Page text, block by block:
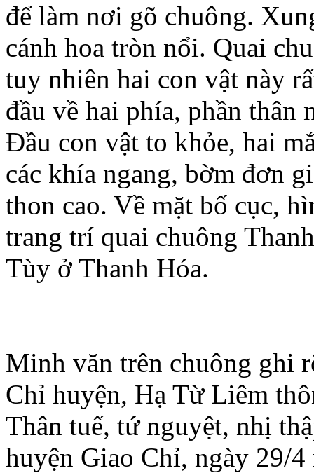
để làm nơi gõ chuông.
cánh hoa tròn nổi. Quai
tuy nhiên hai con vật này
đầu về hai phía, phần
Ðầu con vật to khỏe, hai
các khía ngang, bờm đơn
thon cao. Về mặt bố cục,
trang trí quai chuông
Tùy ở Thanh Hóa.
Minh văn trên chuông ghi
Chỉ huyện, Hạ Từ Liêm
Thân tuế, tứ nguyệt, nhị
huyện Giao Chỉ, ngày 29/